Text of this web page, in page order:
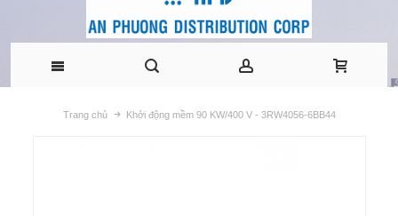
Trang chủ Khởi động mềm 90 KW/400 V - 3RW4056-6BB44